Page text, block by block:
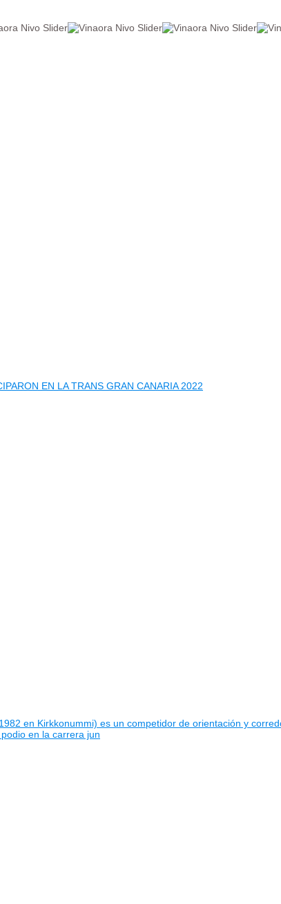
EN LA TRANS GRAN CANARIA 2022
en Kirkkonummi) es un competidor de orientación y
en la carrera jun